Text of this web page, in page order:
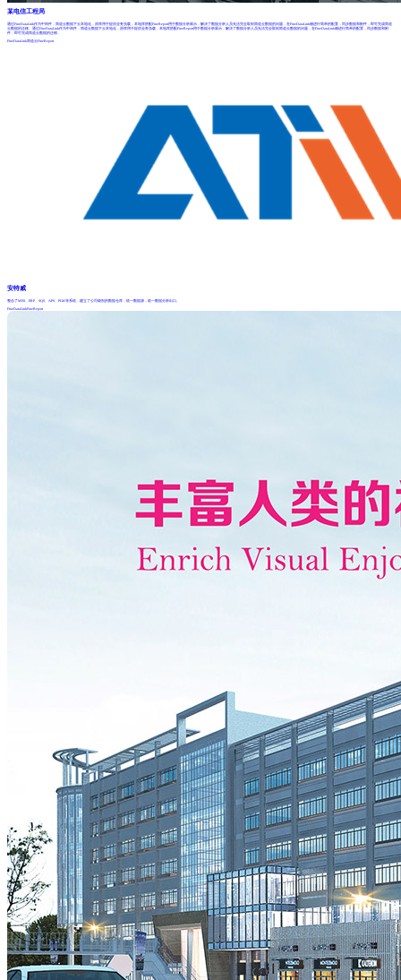
某电信工程局
通过FineDataLink作为中间件，简道云数据下云本地化，原库用于提供业务负载，本地库搭配FineReport用于数据分析展示，解决了数据分析人员无法完全取到简道云数据的问题，在FineDataLink侧进行简单的配置，同步数据和附件，即可完成简道
云数据的迁移。通过FineDataLink作为中间件，简道云数据下云本地化，原库用于提供业务负载，本地库搭配FineReport用于数据分析展示，解决了数据分析人员无法完全取到简道云数据的问题，在FineDataLink侧进行简单的配置，同步数据和附
件，即可完成简道云数据的迁移。
FineDataLink简道云FineReport
安特威
整合了MES、ERP、SQS、APS、PLM等系统，建立了公司级别的数据仓库，统一数据源，统一数据分析出口。
FineDataLinkFineReport